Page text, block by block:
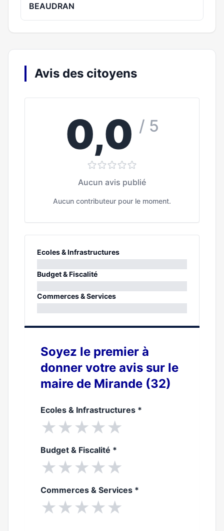
BEAUDRAN
Avis des citoyens
0,0 / 5
Aucun avis publié
Aucun contributeur pour le moment.
Ecoles & Infrastructures
0%
Budget & Fiscalité
0%
Commerces & Services
Soyez le premier à
donner votre avis sur le
maire de Mirande (32)
Ecoles & Infrastructures *
★★★★★
Budget & Fiscalité *
★★★★★
Commerces & Services *
★★★★★